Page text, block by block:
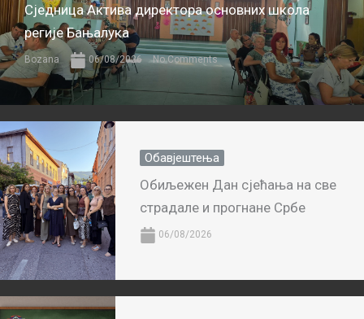
Сједница Актива директора основних школа
регије Бањалука
Bozana 06/08/2026 No Comments
Обавјештења
Обиљежен Дан сјећања на све
страдале и прогнане Србе
06/08/2026